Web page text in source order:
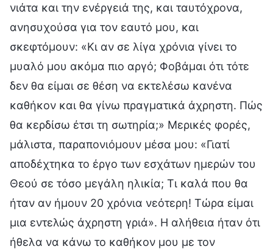
νιάτα και την ενέργειά της, και ταυτόχρονα,
ανησυχούσα για τον εαυτό μου, και
σκεφτόμουν: «Κι αν σε λίγα χρόνια γίνει το
μυαλό μου ακόμα πιο αργό; Φοβάμαι ότι τότε
δεν θα είμαι σε θέση να εκτελέσω κανένα
καθήκον και θα γίνω πραγματικά άχρηστη. Πώς
θα κερδίσω έτσι τη σωτηρία;» Μερικές φορές,
μάλιστα, παραπονιόμουν μέσα μου: «Γιατί
αποδέχτηκα το έργο των εσχάτων ημερών του
Θεού σε τόσο μεγάλη ηλικία; Τι καλά που θα
ήταν αν ήμουν 20 χρόνια νεότερη! Τώρα είμαι
μια εντελώς άχρηστη γριά». Η αλήθεια ήταν ότι
ήθελα να κάνω το καθήκον μου με τον